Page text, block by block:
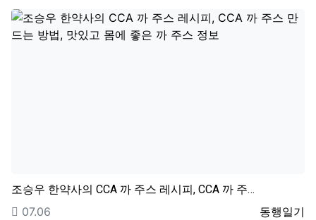
조승우 한약사의 CCA 까 주스 레시피, CCA 까 주…
등록자
동행일기
등록일
07.06